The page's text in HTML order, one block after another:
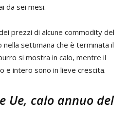
da sei mesi.
prezzi di alcune commodity del
settimana che è terminata il
si mostra in calo, mentre il
e intero sono in lieve crescita.
Ue, calo annuo del